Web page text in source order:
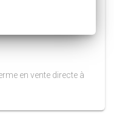
en vente directe à